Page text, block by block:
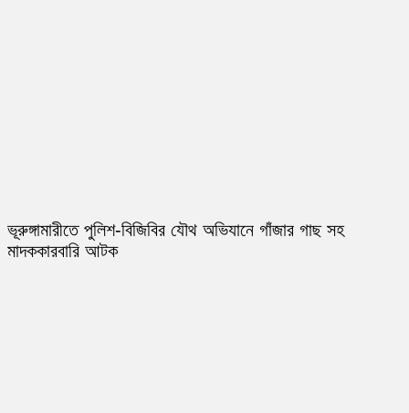
ভূরুঙ্গামারীতে পুলিশ-বিজিবির যৌথ অভিযানে গাঁজার গাছ সহ
মাদককারবারি আটক